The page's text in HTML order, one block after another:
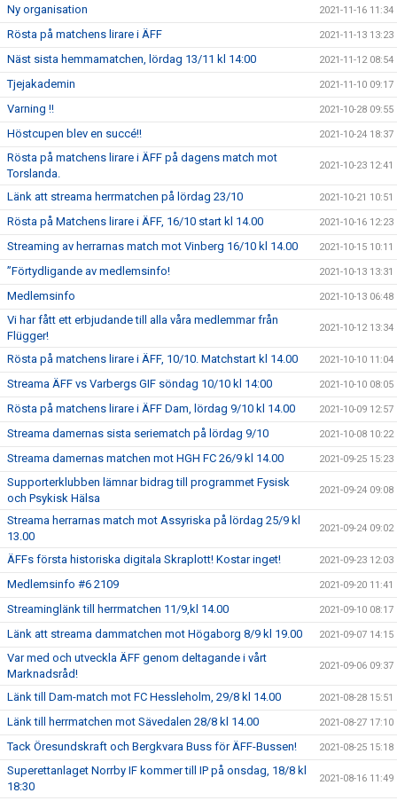
Ny organisation 2021-11-16 11:34
Rösta på matchens lirare i ÄFF 2021-11-13 13:23
Näst sista hemmamatchen, lördag 13/11 kl 14:00 2021-11-12 08:54
Tjejakademin 2021-11-10 09:17
Varning !! 2021-10-28 09:55
Höstcupen blev en succé!! 2021-10-24 18:37
Rösta på matchens lirare i ÄFF på dagens match mot
Torslanda.
2021-10-23 12:41
Länk att streama herrmatchen på lördag 23/10 2021-10-21 10:51
Rösta på Matchens lirare i ÄFF, 16/10 start kl 14.00 2021-10-16 12:23
Streaming av herrarnas match mot Vinberg 16/10 kl 14.00 2021-10-15 10:11
”Förtydligande av medlemsinfo! 2021-10-13 13:31
Medlemsinfo 2021-10-13 06:48
Vi har fått ett erbjudande till alla våra medlemmar från
Flügger!
2021-10-12 13:34
Rösta på matchens lirare i ÄFF, 10/10. Matchstart kl 14.00 2021-10-10 11:04
Streama ÄFF vs Varbergs GIF söndag 10/10 kl 14:00 2021-10-10 08:05
Rösta på matchens lirare i ÄFF Dam, lördag 9/10 kl 14.00 2021-10-09 12:57
Streama damernas sista seriematch på lördag 9/10 2021-10-08 10:22
Streama damernas matchen mot HGH FC 26/9 kl 14.00 2021-09-25 15:23
Supporterklubben lämnar bidrag till programmet Fysisk
och Psykisk Hälsa
2021-09-24 09:08
Streama herrarnas match mot Assyriska på lördag 25/9 kl
13.00
2021-09-24 09:02
ÄFFs första historiska digitala Skraplott! Kostar inget! 2021-09-23 12:03
Medlemsinfo #6 2109 2021-09-20 11:41
Streaminglänk till herrmatchen 11/9,kl 14.00 2021-09-10 08:17
Länk att streama dammatchen mot Högaborg 8/9 kl 19.00 2021-09-07 14:15
Var med och utveckla ÄFF genom deltagande i vårt
Marknadsråd!
2021-09-06 09:37
Länk till Dam-match mot FC Hessleholm, 29/8 kl 14.00 2021-08-28 15:51
Länk till herrmatchen mot Sävedalen 28/8 kl 14.00 2021-08-27 17:10
Tack Öresundskraft och Bergkvara Buss för ÄFF-Bussen! 2021-08-25 15:18
Superettanlaget Norrby IF kommer till IP på onsdag, 18/8 kl
18:30
2021-08-16 11:49